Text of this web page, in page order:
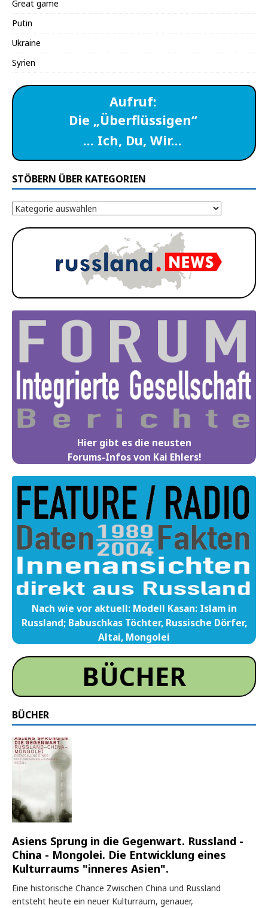
Great game
Putin
Ukraine
Syrien
Aufruf:
Die „Überflüssigen“
… Ich, Du, Wir…
STÖBERN ÜBER KATEGORIEN
Hier gibt es die neusten
Forums-Infos von Kai Ehlers!
Nach wie vor aktuell: Modell Kasan: Islam in
Russland; Babuschkas Töchter, Russische Dörfer,
Altai, Mongolei
BÜCHER
BÜCHER
Asiens Sprung in die Gegenwart. Russland -
China - Mongolei. Die Entwicklung eines
Kulturraums "inneres Asien".
Eine historische Chance Zwischen China und Russland
entsteht heute ein neuer Kulturraum, genauer,